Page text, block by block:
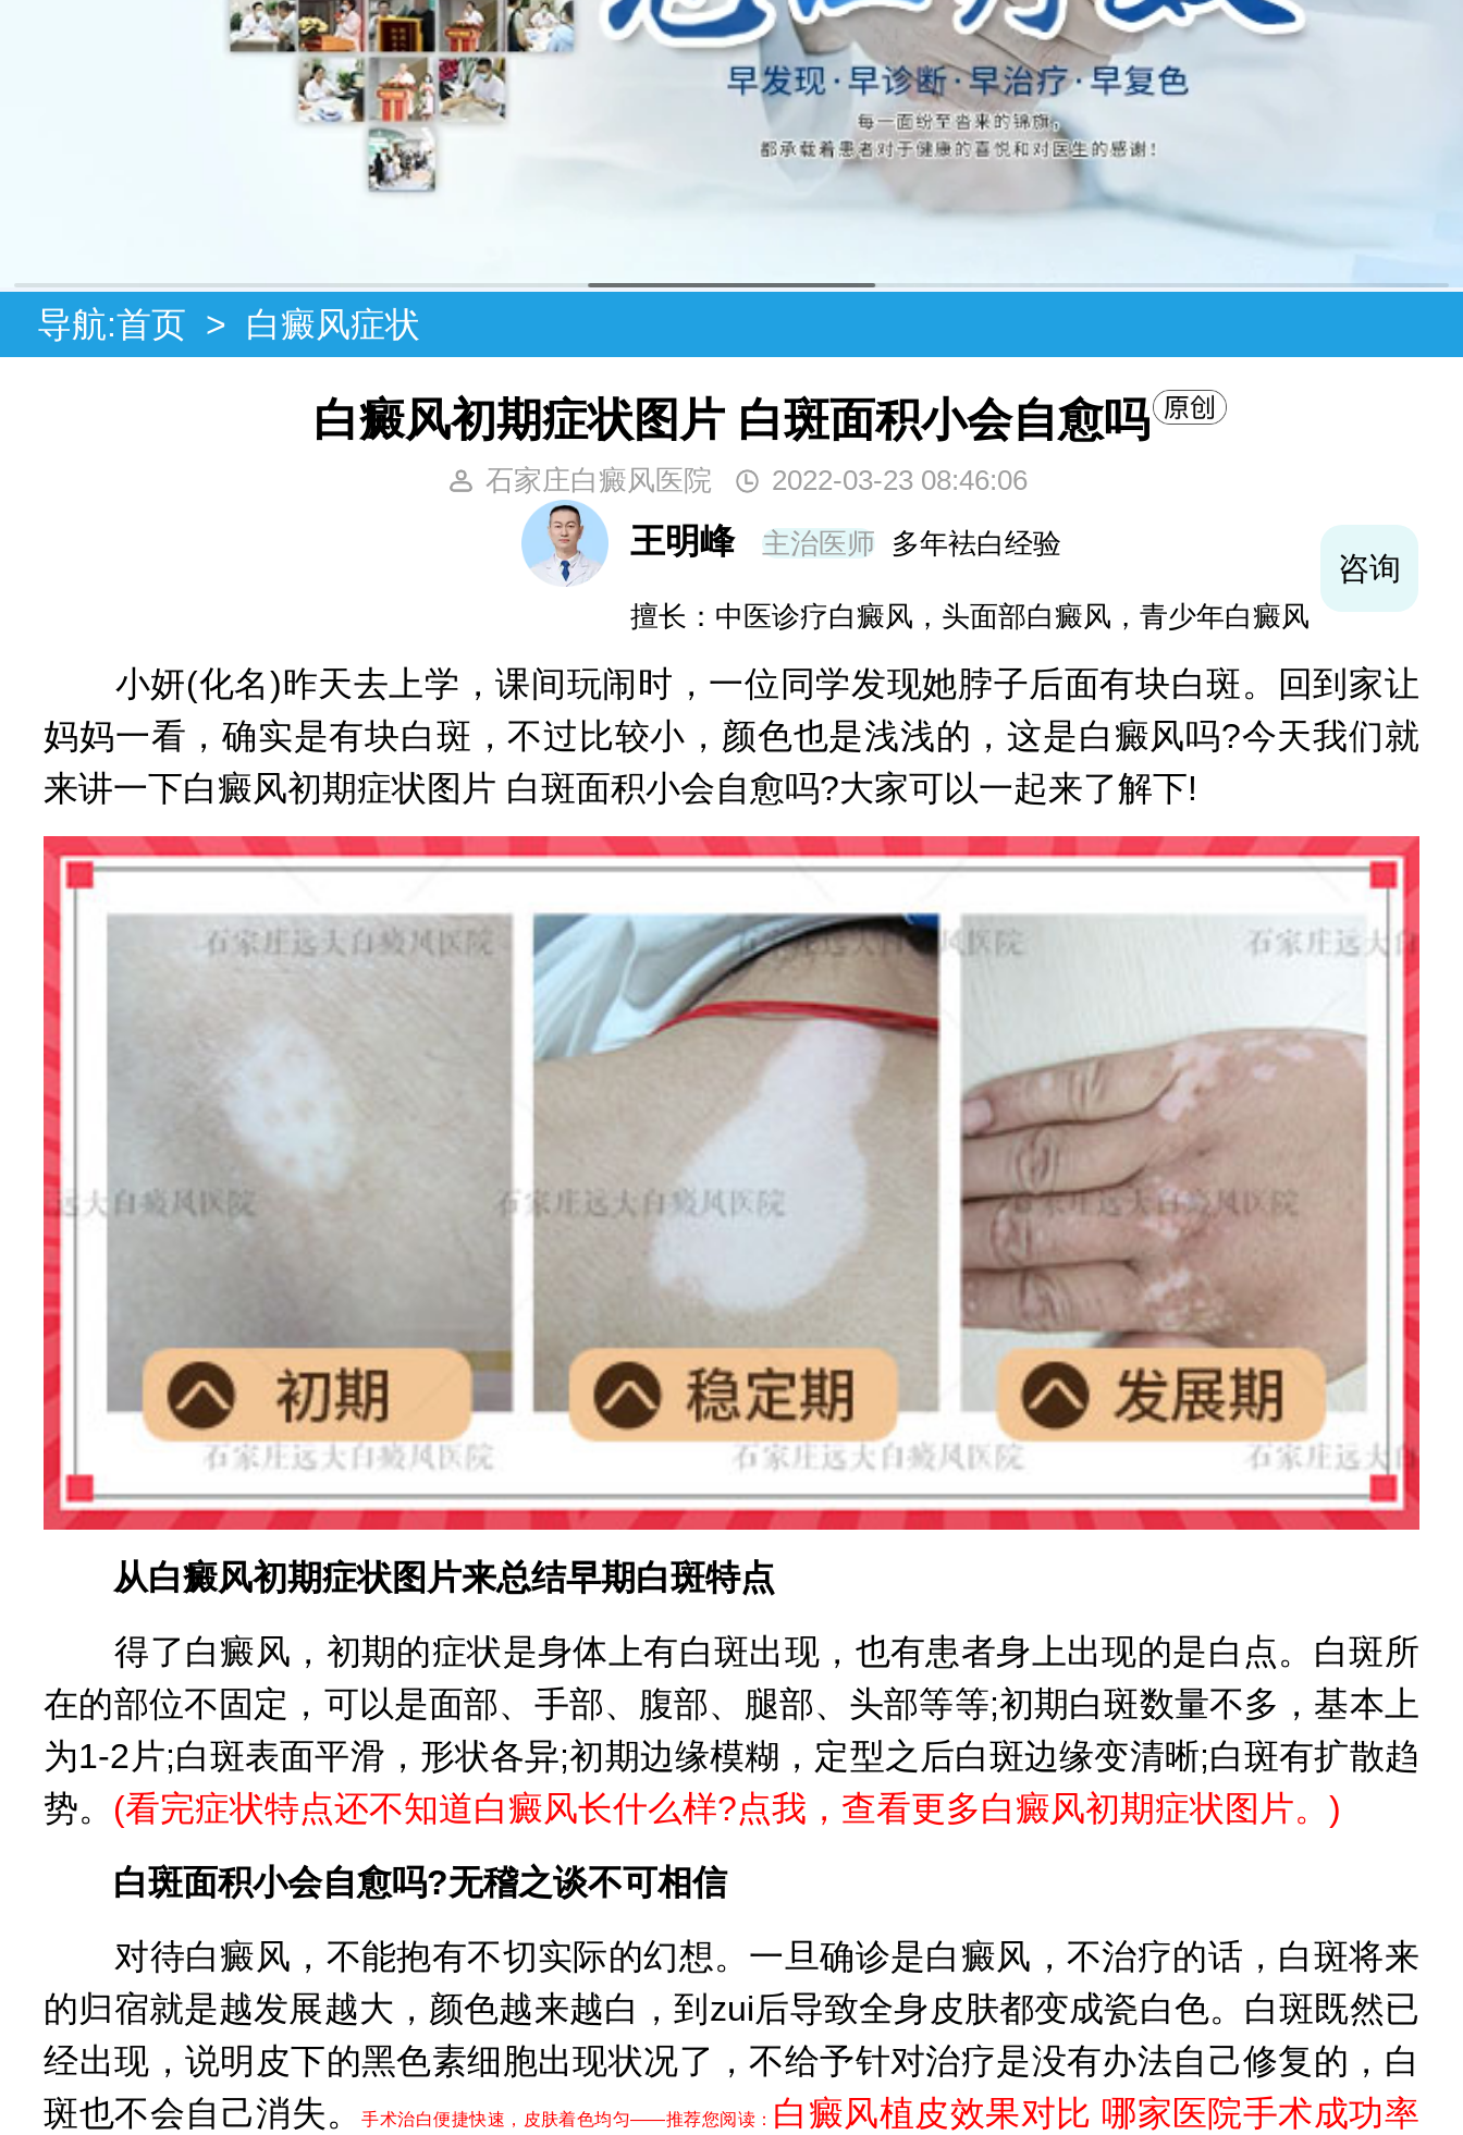
导航:首页 > 白癜风症状
白癜风初期症状图片 白斑面积小会自愈吗
石家庄白癜风医院 2022-03-23 08:46:06
王明峰 主治医师 多年袪白经验
擅长：中医诊疗白癜风，头面部白癜风，青少年白癜风
咨询
小妍(化名)昨天去上学，课间玩闹时，一位同学发现她脖子后面有块白斑。回到家让
妈妈一看，确实是有块白斑，不过比较小，颜色也是浅浅的，这是白癜风吗?今天我们就
来讲一下白癜风初期症状图片 白斑面积小会自愈吗?大家可以一起来了解下!
从白癜风初期症状图片来总结早期白斑特点
得了白癜风，初期的症状是身体上有白斑出现，也有患者身上出现的是白点。白斑所
在的部位不固定，可以是面部、手部、腹部、腿部、头部等等;初期白斑数量不多，基本上
为1-2片;白斑表面平滑，形状各异;初期边缘模糊，定型之后白斑边缘变清晰;白斑有扩散趋
势。 (看完症状特点还不知道白癜风长什么样?点我，查看更多白癜风初期症状图片。)
白斑面积小会自愈吗?无稽之谈不可相信
对待白癜风，不能抱有不切实际的幻想。一旦确诊是白癜风，不治疗的话，白斑将来
的归宿就是越发展越大，颜色越来越白，到zui后导致全身皮肤都变成瓷白色。白斑既然已
经出现，说明皮下的黑色素细胞出现状况了，不给予针对治疗是没有办法自己修复的，白
斑也不会自己消失。手术治白便捷快速，皮肤着色均匀——推荐您阅读： 白癜风植皮效果对比 哪家医院手术成功率